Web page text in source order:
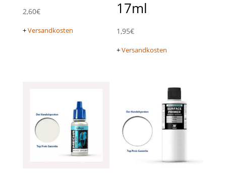
2,60€
+Versandkosten
17ml
1,95€
+Versandkosten